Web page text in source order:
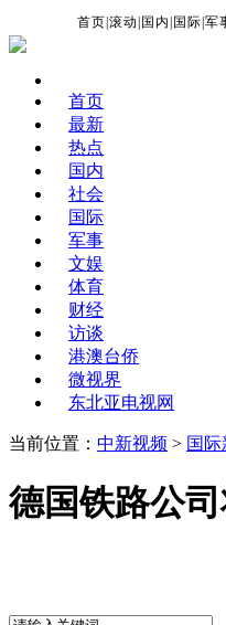
首页 |滚动 国内 国际 |军
首页
最新
热点
国内
社会
国际
军事
文娱
体育
财经
访谈
港澳台侨
微视界
东北亚电视网
当前位置： 中新视频 > 国际
德国铁路公